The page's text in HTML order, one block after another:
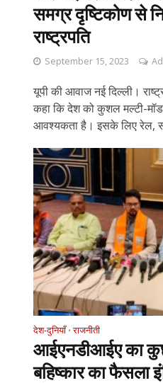
समग्र दृष्टिकोण से
राष्ट्रपति
September 15, 2023
यूपी की आवाज नई दिल्ली।
कहा कि देश को कुशल मल्टी-
आवश्यकता है। इसके लिए रेल,
देश-दुनियाँ • राजनीती
आईएनडीआईए का
बहिष्कार का फैसला